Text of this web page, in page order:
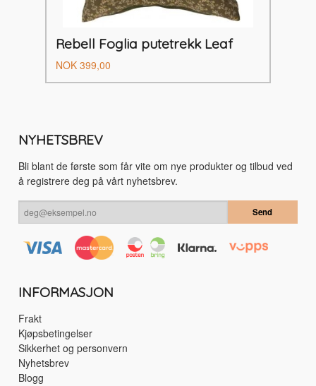
Rebell Foglia putetrekk Leaf
Tilbud
NOK 399,00Rabatt
NYHETSBREV
Bli blant de første som får vite om nye produkter og tilbud ved
å registrere deg på vårt nyhetsbrev.
INFORMASJON
Frakt
Kjøpsbetingelser
Sikkerhet og personvern
Nyhetsbrev
Blogg